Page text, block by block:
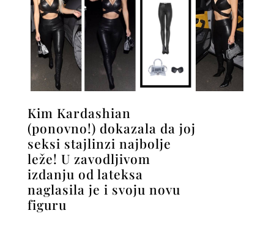
Kim Kardashian
(ponovno!) dokazala da joj
seksi stajlinzi najbolje
leže! U zavodljivom
izdanju od lateksa
naglasila je i svoju novu
figuru